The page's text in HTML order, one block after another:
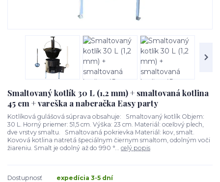
Smaltovaný kotlík 30 L (1,2 mm) + smaltovaná kotlina
45 cm + vareška a naberačka Easy party
Kotlíková gulášová súprava obsahuje: Smaltovaný kotlík Objem:
30 L. Horný priemer: 51,5 cm. Výška: 23 cm. Materiál: oceľový plech,
dve vrstvy smaltu. Smaltovaná pokrievka Materiál: kov, smalt.
Kovová kotlina natretá špeciálnym čiernym smaltom, odolným voči
žiareniu. Smalt je odolný až do 990 °... celý popis
Dostupnosť expedícia 3-5 dní